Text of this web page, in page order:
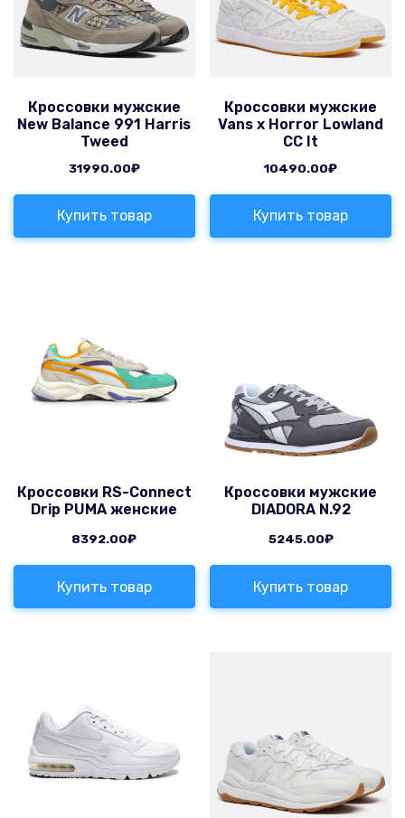
Кроссовки мужские
New Balance 991 Harris
Tweed
31990.00₽
Купить товар
Кроссовки мужские
Vans x Horror Lowland
CC It
10490.00₽
Купить товар
Кроссовки RS-Connect
Drip PUMA женские
8392.00₽
Купить товар
Кроссовки мужские
DIADORA N.92
5245.00₽
Купить товар